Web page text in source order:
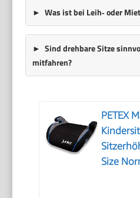
Was ist bei Leih‑ oder
Sind drehbare Sitze
mitfahren?
PETEX
Size